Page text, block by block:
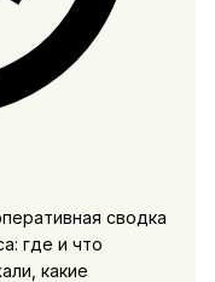
сводка
где и что
какие